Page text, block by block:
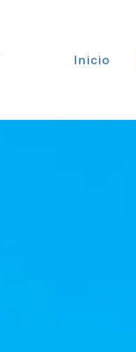
Inicio